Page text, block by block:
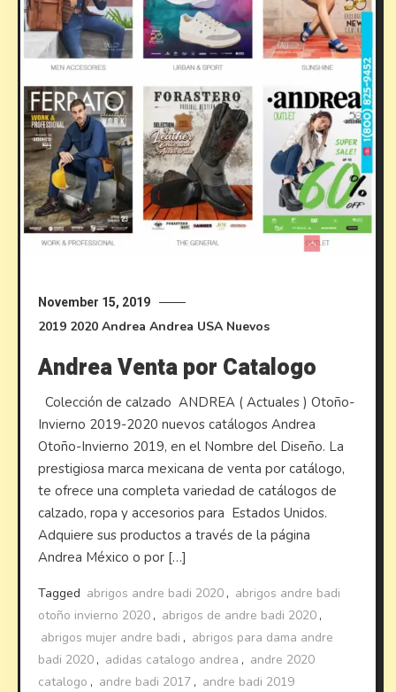
November 15, 2019
2019 2020 Andrea Andrea USA Nuevos
Andrea Venta por Catalogo
Colección de calzado ANDREA ( Actuales ) Otoño-
Invierno 2019-2020 nuevos catálogos Andrea
Otoño-Invierno 2019, en el Nombre del Diseño. La
prestigiosa marca mexicana de venta por catálogo,
te ofrece una completa variedad de catálogos de
calzado, ropa y accesorios para Estados Unidos.
Adquiere sus productos a través de la página
Andrea México o por […]
Tagged abrigos andre badi 2020 , abrigos andre badi
otoño invierno 2020 , abrigos de andre badi 2020 ,
abrigos mujer andre badi , abrigos para dama andre
badi 2020 , adidas catalogo andrea , andre 2020
catalogo , andre badi 2017 , andre badi 2019